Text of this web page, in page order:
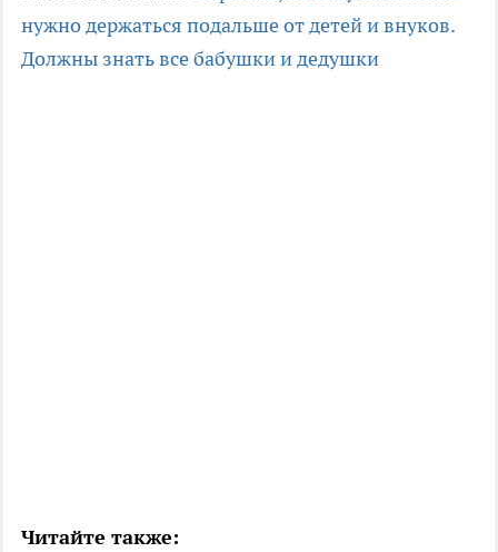
нужно держаться подальше от детей и внуков.
Должны знать все бабушки и дедушки
Читайте также: